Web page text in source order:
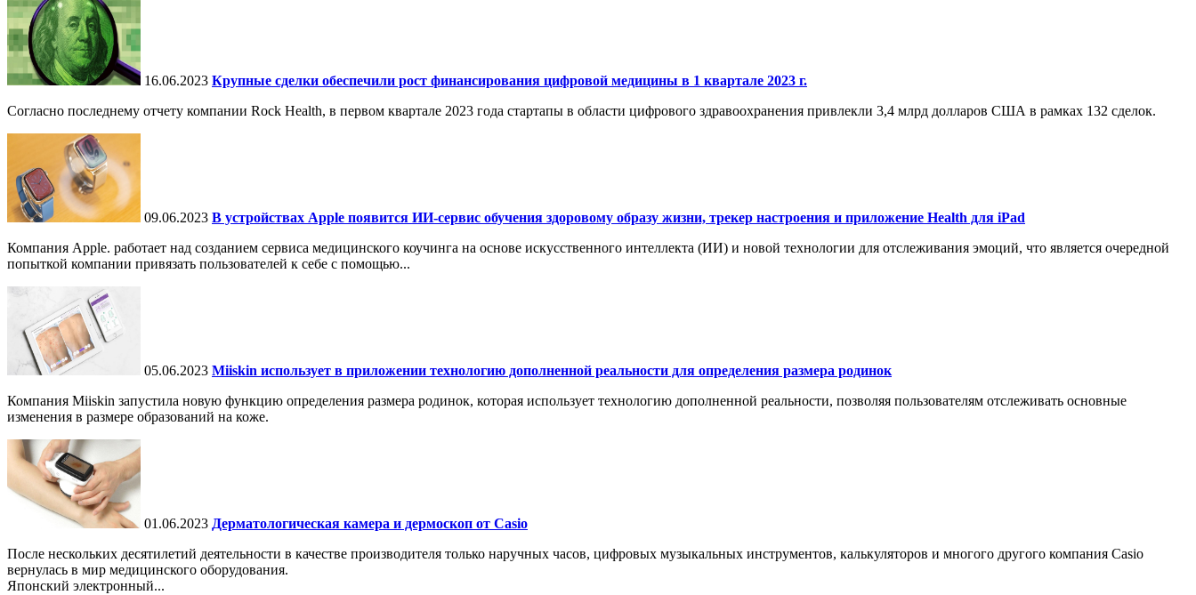
16.06.2023 Крупные сделки обеспечили рост финансирования цифровой медицины в 1 квартале 2023 г.
Согласно последнему отчету компании Rock Health, в первом квартале 2023 года стартапы в области цифрового здравоохранения привлекли 3,4 млрд долларов США в рамках 132 сделок.
09.06.2023 В устройствах Apple появится ИИ-сервис обучения здоровому образу жизни, трекер настроения и приложение Health для iPad
Компания Apple. работает над созданием сервиса медицинского коучинга на основе искусственного интеллекта (ИИ) и новой технологии для отслеживания эмоций, что является очередной
попыткой компании привязать пользователей к себе с помощью...
05.06.2023 Miiskin использует в приложении технологию дополненной реальности для определения размера родинок
Компания Miiskin запустила новую функцию определения размера родинок, которая использует технологию дополненной реальности, позволяя пользователям отслеживать основные
изменения в размере образований на коже.
01.06.2023 Дерматологическая камера и дермоскоп от Casio
После нескольких десятилетий деятельности в качестве производителя только наручных часов, цифровых музыкальных инструментов, калькуляторов и многого другого компания Casio
вернулась в мир медицинского оборудования.
Японский электронный...